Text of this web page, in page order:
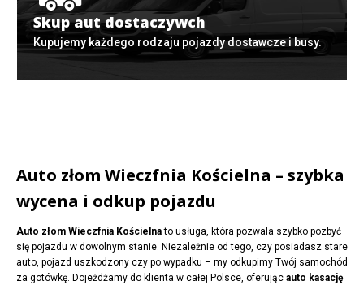
Skup aut dostaczywch
Kupujemy każdego rodzaju pojazdy dostawcze i busy.
Auto złom Wieczfnia Kościelna – szybka
wycena i odkup pojazdu
Auto złom Wieczfnia Kościelnato usługa, która pozwala szybko pozbyć
się pojazdu w dowolnym stanie. Niezależnie od tego, czy posiadasz stare
auto, pojazd uszkodzony czy po wypadku – my odkupimy Twój samochód
za gotówkę. Dojeżdżamy do klienta w całej Polsce, oferując auto kasację